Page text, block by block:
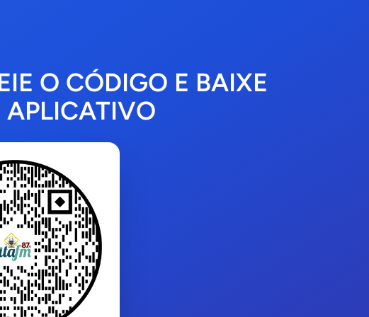
O CÓDIGO E BAIXE
APLICATIVO